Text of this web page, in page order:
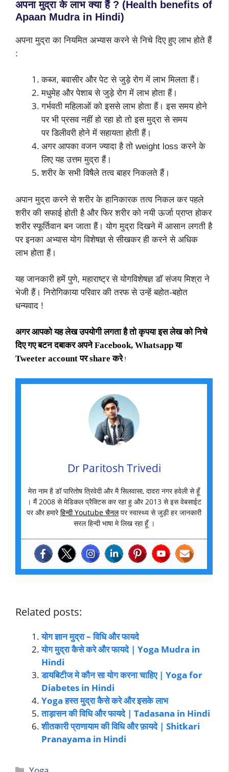
अपना मुद्रा के लाभ क्या हैं ? (Health benefits of
Apaan Mudra in Hindi)
अपना मुद्रा का नियमित अभ्यास करने से निचे दिए हुए लाभ होते हैं
:
कब्ज, बवासीर और पेट से जुड़े रोग में लाभ मिलता हैं।
मधुमेह और पेशाब से जुड़े रोग में लाभ होता हैं।
गर्भवती महिलाओं को इससे लाभ होता हैं। इस समय होने
पर भी प्रसव नहीं हो रहा हो तो इस मुद्रा से समय
पर डिलीवरी होने में सहायता होती हैं।
अगर आपका वजन ज्यादा है तो weight loss करने के
लिए यह उत्तम मुद्रा हैं।
शरीर के सभी विषैले तत्व बाहर निकलते हैं।
अपान मुद्रा करने से शरीर के हानिकारक तत्व निकल कर पहले
शरीर की सफाई होती है और फिर शरीर को नयी ऊर्जा प्राप्त होकर
शरीर स्फूर्तिवान बन जाता हैं। योग मुद्रा दिखने में आसान लगती है
पर इनका अभ्यास योग विशेषज्ञ से सीखकर ही करने से अधिक
लाभ होता हैं।
यह जानकारी हमें पुणे, महाराष्ट्र से योगविशेषज्ञ डॉ संजय मिश्रा ने
भेजी हैं। निरोगिकाया परिवार की तरफ से उन्हें बहोत-बहोत
धन्यवाद !
अगर आपको यह लेख उपयोगी लगता है तो कृपया इस लेख को निचे
दिए गए बटन दबाकर अपने Facebook, Whatsapp या
Tweeter account पर share करे !
Dr Paritosh Trivedi
मेरा नाम है डॉ पारितोष त्रिवेदी और मै सिलवासा, दादरा नगर हवेली से हूँ
। मैं 2008 से मेडिकल प्रैक्टिस कर रहा हु और 2013 से इस वेबसाईट
पर और हमारेहिन्दी Youtube चैनलपर स्वास्थ्य से जुड़ी हर जानकारी
सरल हिन्दी भाषा मे लिख रहा हूँ ।
Related posts:
योग ज्ञान मुद्रा – विधि और फायदे
योग मुद्रा कैसे करे और फायदे | Yoga Mudra in
Hindi
डायबिटीज मे कौन सा योग करना चाहिए | Yoga for
Diabetes in Hindi
Yoga हस्त मुद्रा कैसे करे और इसके लाभ
ताड़ासन की विधि और फायदे | Tadasana in Hindi
शीतकारी प्राणायाम की विधि और फ़ायदे | Shitkari
Pranayama in Hindi